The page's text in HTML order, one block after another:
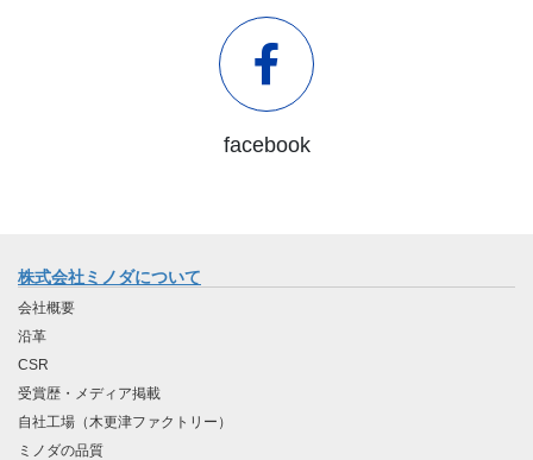
facebook
株式会社ミノダについて
会社概要
沿革
CSR
受賞歴・メディア掲載
自社工場（木更津ファクトリー）
ミノダの品質